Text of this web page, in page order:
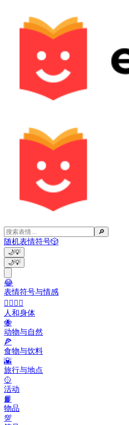
🔎
随机表情符号🎲
🌙💡
🌙💡
😂
表情符号与情感
👩‍❤️‍💋‍👨
人和身体
🐝
动物与自然
🍕
食物与饮料
🌇
旅行与地点
🥎
活动
📙
物品
💯